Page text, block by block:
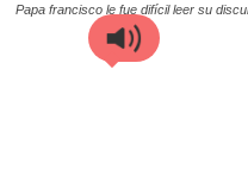
Papa francisco le fue difícil leer su